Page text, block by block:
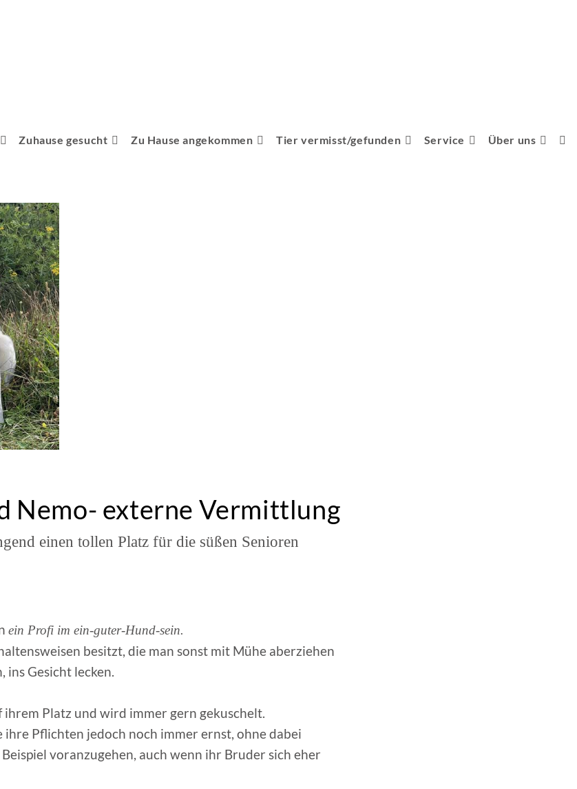
Zuhause gesucht Zu Hause angekommen Tier vermisst/gefunden Service Über uns
Nemo- externe Vermittlung
einen tollen Platz für die süßen Senioren
ein Profi im ein-guter-Hund-sein.
besitzt, die man sonst mit Mühe aberziehen
ins Gesicht lecken.
ihrem Platz und wird immer gern gekuschelt.
Pflichten jedoch noch immer ernst, ohne dabei
voranzugehen, auch wenn ihr Bruder sich eher